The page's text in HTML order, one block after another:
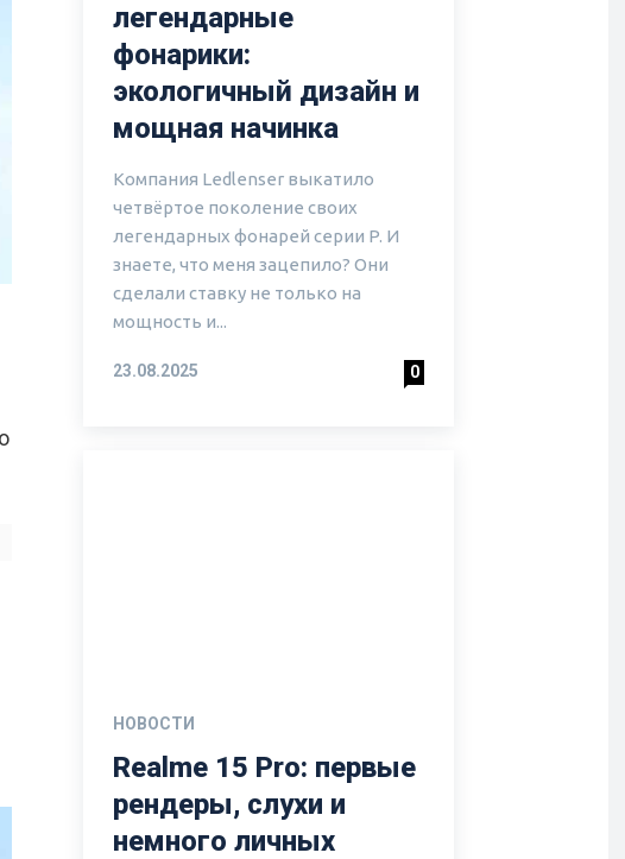
легендарные
фонарики:
экологичный дизайн и
мощная начинка
Компания Ledlenser выкатило
четвёртое поколение своих
легендарных фонарей серии P. И
знаете, что меня зацепило? Они
сделали ставку не только на
мощность и...
23.08.2025 0
НОВОСТИ
Realme 15 Pro: первые
рендеры, слухи и
немного личных